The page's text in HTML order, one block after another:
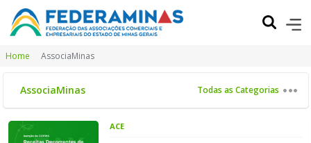
Home AssociaMinas
AssociaMinas Todas as Categorias
ACE